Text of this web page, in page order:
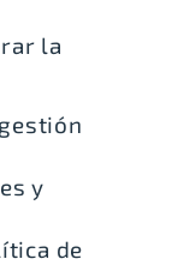
la
y
de